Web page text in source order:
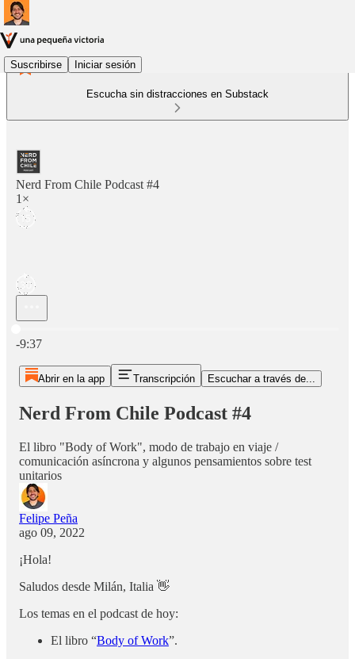
Suscribirse Iniciar sesión
Escucha sin distracciones en Substack
Nerd From Chile Podcast #4
1×
-9:37
Abrir en la app Transcripción Escuchar a través de...
Nerd From Chile Podcast #4
El libro "Body of Work", modo de trabajo en viaje /
comunicación asíncrona y algunos pensamientos sobre test
unitarios
Felipe Peña
ago 09, 2022
¡Hola!
Saludos desde Milán, Italia 👋
Los temas en el podcast de hoy:
El libro “Body of Work”.